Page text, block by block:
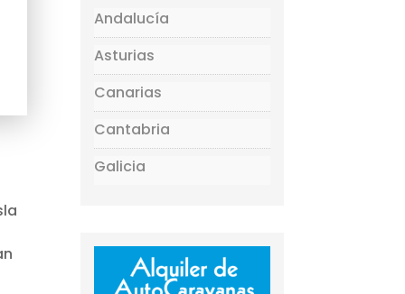
Andalucía
Asturias
Canarias
Cantabria
Galicia